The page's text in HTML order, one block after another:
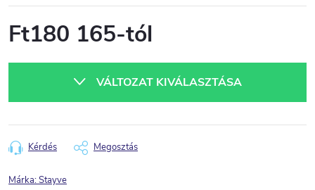
Ft180 165-tól
VÁLTOZAT KIVÁLASZTÁSA
Kérdés Megosztás
Márka:Stayve